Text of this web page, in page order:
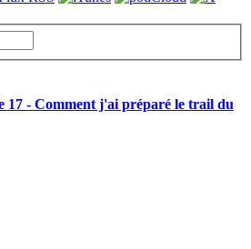
17 - Comment j'ai préparé le trail du